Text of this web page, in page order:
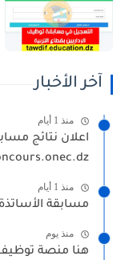
آخر الأخبار
منذ 1 أيام
اعلان نتائج
concours.onec.dz
منذ 1 أيام
مسابقة الأساتذة -
منذ يوم